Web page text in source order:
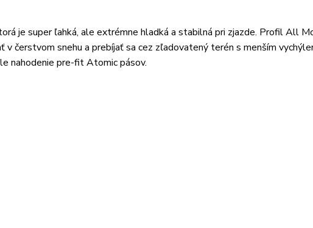
je super ľahká, ale extrémne hladká a stabilná pri zjazde. Profil All
v čerstvom snehu a prebíjať sa cez zľadovatený terén s menším
nahodenie pre-fit Atomic pásov.